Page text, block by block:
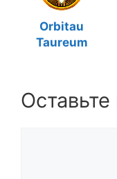
Orbitau
Taureum